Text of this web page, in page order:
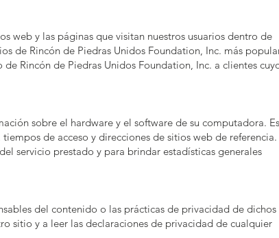
web y las páginas que visitan nuestros usuarios dentro de
de Rincón de Piedras Unidos Foundation, Inc. más
Rincón de Piedras Unidos Foundation, Inc. a clientes
sobre el hardware y el software de su computadora.
de acceso y direcciones de sitios web de referencia.
servicio prestado y para brindar estadísticas generales
del contenido o las prácticas de privacidad de dichos
sitio y a leer las declaraciones de privacidad de cualquier